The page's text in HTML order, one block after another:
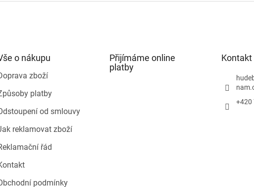
o nákupu
zboží
platby
od smlouvy
reklamovat zboží
řád
podmínky
Přijímáme online
platby
Kontakt
+420